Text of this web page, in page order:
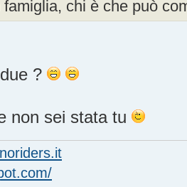
famiglia, chi è che può
?
non sei stata tu